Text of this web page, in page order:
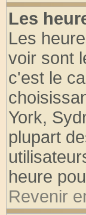
Les
Les
voir sont
c'est le
York,
plupart
heure
Revenir